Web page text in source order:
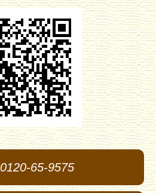
0120-65-9575